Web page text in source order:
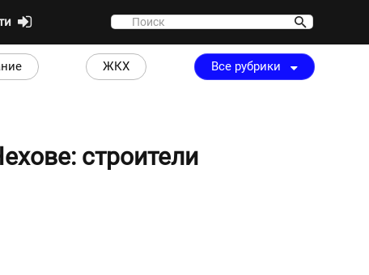
ЖКХ Все рубрики
строители